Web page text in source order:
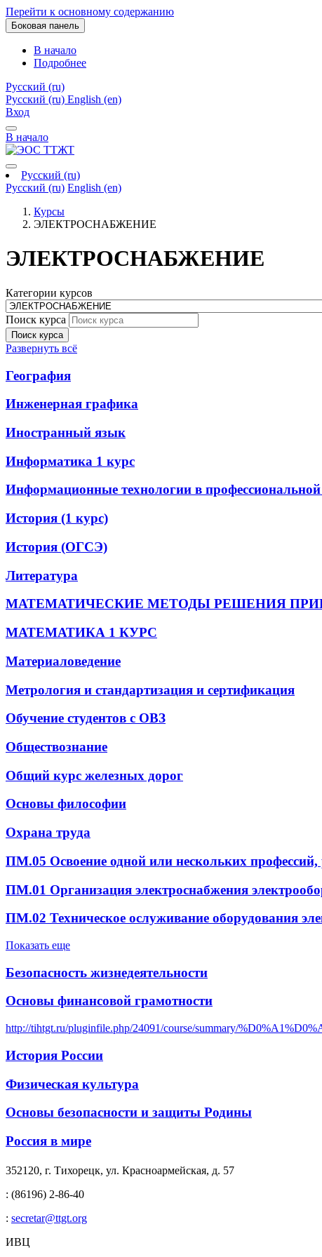
Перейти к основному содержанию
Боковая панель
В начало
Подробнее
Русский ‎(ru)‎
Русский ‎(ru)‎ English ‎(en)‎
Вход
В начало
Русский ‎(ru)‎
Русский ‎(ru)‎ English ‎(en)‎
Курсы
ЭЛЕКТРОСНАБЖЕНИЕ
ЭЛЕКТРОСНАБЖЕНИЕ
Категории курсов
Поиск курса
Поиск курса
Развернуть всё
География
Инженерная графика
Иностранный язык
Информатика 1 курс
Информационные технологии в профессиональной
История (1 курс)
История (ОГСЭ)
Литература
МАТЕМАТИЧЕСКИЕ МЕТОДЫ РЕШЕНИЯ
МАТЕМАТИКА 1 КУРС
Материаловедение
Метрология и стандартизация и сертификация
Обучение студентов с ОВЗ
Обществознание
Общий курс железных дорог
Основы философии
Охрана труда
ПМ.05 Освоение одной или нескольких
ПМ.01 Организация электроснабжения
ПМ.02 Техническое ослуживание оборудования
Показать еще
Безопасность жизнедеятельности
Основы финансовой грамотности
http://tihtgt.ru/pluginfile.php/24091/course/summary/
История России
Физическая культура
Основы безопасности и защиты Родины
Россия в мире
352120, г. Тихорецк, ул. Красноармейская, д. 57
: (86196) 2-86-40
: secretar@ttgt.org
ИВЦ